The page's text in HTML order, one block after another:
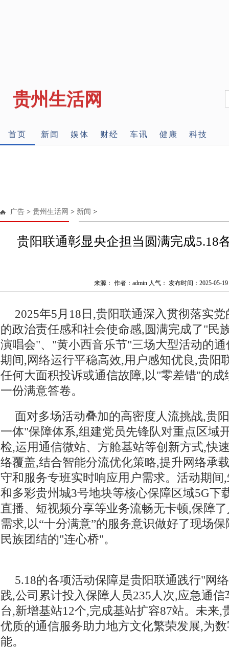
贵州生活网
首页 新闻 娱体 财经 车讯 健康 科技
广告 > 贵州生活网 > 新闻 >
贵阳联通彰显央企担当圆满完成5.18
来源： 作者：admin 人气： 发布时间：2025-05-19
2025年5月18日,贵阳联通深入贯彻落实
的政治责任感和社会使命感,圆满完成了"民
演唱会"、"黄小西音乐节"三场大型活动的
期间,网络运行平稳高效,用户感知优良,贵阳
任何大面积投诉或通信故障,以"零差错"的成
一份满意答卷。
面对多场活动叠加的高密度人流挑战,贵
一体"保障体系,组建党员先锋队对重点区域
检,运用通信微站、方舱基站等创新方式,快
络覆盖,结合智能分流优化策略,提升网络承
守和服务专班实时响应用户需求。活动期间
和多彩贵州城3号地块等核心保障区域5G下
直播、短视频分享等业务流畅无卡顿,保障
需求,以“十分满意”的服务意识做好了现场
民族团结的"连心桥"。
5.18的各项活动保障是贵阳联通践行"网
践,公司累计投入保障人员235人次,应急通
台,新增基站12个,完成基站扩容87站。未来,
优质的通信服务助力地方文化繁荣发展,为
能。